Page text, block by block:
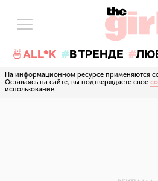
🍜ALL*K В ТРЕНДЕ
На информационном ресурсе применяются
Оставаясь на сайте, вы подтверждаете свое
использование.